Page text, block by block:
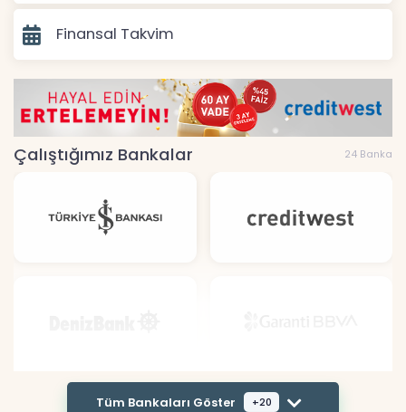
Finansal Takvim
Çalıştığımız Bankalar 24 Banka
Tüm Bankaları Göster +20